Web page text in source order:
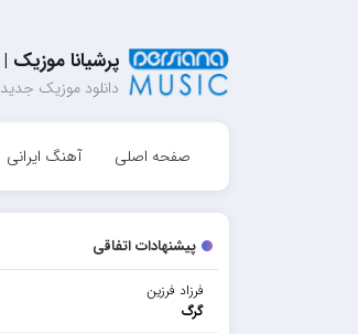
پرشیانا موزیک | Persiana Music
دانلود موزیک جدید
صفحه اصلی آهنگ ایرانی
پیشنهادات اتفاقی
فرزاد فرزین
گرگ